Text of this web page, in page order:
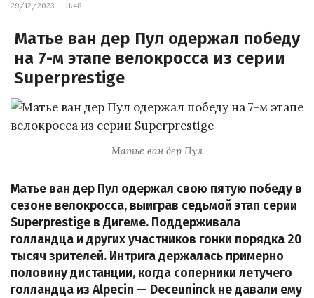
29/12/2023 — 11:48
Матье ван дер Пул одержал победу
на 7-м этапе велокросса из серии
Superprestige
Матье ван дер Пул
Матье ван дер Пул одержал свою пятую победу в
сезоне велокросса, выиграв седьмой этап серии
Superprestige в Дигеме. Поддерживала
голландца и других участников гонки порядка 20
тысяч зрителей. Интрига держалась примерно
половину дистанции, когда соперники летучего
голландца из Alpecin — Deceuninck не давали ему